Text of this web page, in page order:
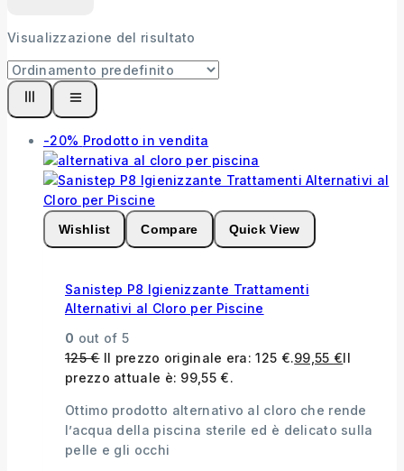
Visualizzazione del risultato
-20% Prodotto in vendita
Wishlist Compare Quick View
Sanistep P8 Igienizzante Trattamenti
Alternativi al Cloro per Piscine
0 out of 5
125€ Il prezzo originale era: 125 €.99,55 €Il
prezzo attuale è: 99,55 €.
Ottimo prodotto alternativo al cloro che rende
l’acqua della piscina sterile ed è delicato sulla
pelle e gli occhi